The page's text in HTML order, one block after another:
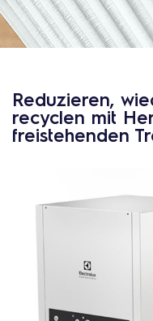
Reduzieren,
recyclen mit
freistehenden